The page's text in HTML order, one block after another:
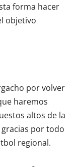
forma hacer
objetivo
por volver
haremos
altos de la
por todo
regional.